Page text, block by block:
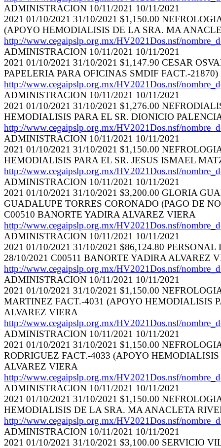
ADMINISTRACION 10/11/2021 10/11/2021
2021 01/10/2021 31/10/2021 $1,150.00
(APOYO HEMODIALISIS DE LA SRA. MA
http://www.cegaipslp.org.mx/HV2021Dos.nsf/
ADMINISTRACION 10/11/2021 10/11/2021
2021 01/10/2021 31/10/2021 $1,147.90 CESAR
PAPELERIA PARA OFICINAS SMDIF FACT.-
http://www.cegaipslp.org.mx/HV2021Dos.nsf/
ADMINISTRACION 10/11/2021 10/11/2021
2021 01/10/2021 31/10/2021 $1,276.00
HEMODIALISIS PARA EL SR. DIONICIO
http://www.cegaipslp.org.mx/HV2021Dos.nsf/
ADMINISTRACION 10/11/2021 10/11/2021
2021 01/10/2021 31/10/2021 $1,150.00
HEMODIALISIS PARA EL SR. JESUS ISMAEL
http://www.cegaipslp.org.mx/HV2021Dos.nsf/
ADMINISTRACION 10/11/2021 10/11/2021
2021 01/10/2021 31/10/2021 $3,200.00 GLORIA
GUADALUPE TORRES CORONADO (PAGO DE
C00510 BANORTE YADIRA ALVAREZ VIERA
http://www.cegaipslp.org.mx/HV2021Dos.nsf/
ADMINISTRACION 10/11/2021 10/11/2021
2021 01/10/2021 31/10/2021 $86,124.80
28/10/2021 C00511 BANORTE YADIRA ALVAREZ
http://www.cegaipslp.org.mx/HV2021Dos.nsf/
ADMINISTRACION 10/11/2021 10/11/2021
2021 01/10/2021 31/10/2021 $1,150.00
MARTINEZ FACT.-4031 (APOYO HEMODIALISIS
ALVAREZ VIERA
http://www.cegaipslp.org.mx/HV2021Dos.nsf/
ADMINISTRACION 10/11/2021 10/11/2021
2021 01/10/2021 31/10/2021 $1,150.00
RODRIGUEZ FACT.-4033 (APOYO
ALVAREZ VIERA
http://www.cegaipslp.org.mx/HV2021Dos.nsf/
ADMINISTRACION 10/11/2021 10/11/2021
2021 01/10/2021 31/10/2021 $1,150.00
HEMODIALISIS DE LA SRA. MA ANACLETA
http://www.cegaipslp.org.mx/HV2021Dos.nsf/
ADMINISTRACION 10/11/2021 10/11/2021
2021 01/10/2021 31/10/2021 $3,100.00 SERVICIO